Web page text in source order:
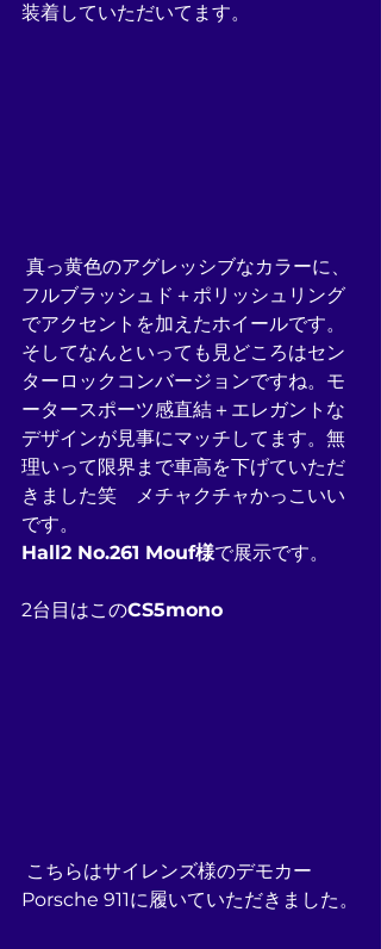
装着していただいてます。
フルブラッシュド＋ポリッシュリング
でアクセントを加えたホイールです。
そしてなんといっても見どころはセン
ターロックコンバージョンですね。モ
ータースポーツ感直結＋エレガントな
デザインが見事にマッチしてます。無
理いって限界まで車高を下げていただ
きました笑　メチャクチャかっこいい
です。
Hall2 No.261 Mouf様で展示です。
2台目はこのCS5mono
Porsche 911に履いていただきました。